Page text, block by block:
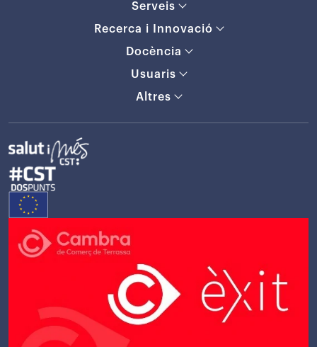
Serveis
Recerca i Innovació
Docència
Usuaris
Altres